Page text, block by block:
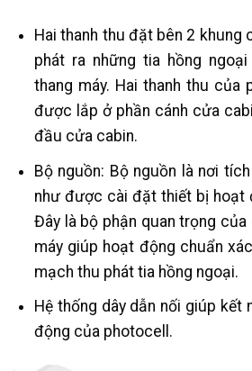
Hai thanh thu đặt bên 2 khung
phát ra những tia hồng
thang máy. Hai thanh thu của
được lắp ở phần cánh cửa
đầu cửa cabin.
Bộ nguồn: Bộ nguồn là nơi
như được cài đặt thiết bị hoạt
Đây là bộ phận quan trọng
máy giúp hoạt động chuẩn
mạch thu phát tia hồng ngoại.
Hệ thống dây dẫn nối giúp kết
động của photocell.